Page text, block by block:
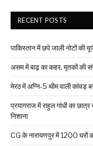
RECENT POSTS
पाकिस्तान में छपे जाली नोटों की
असम में बाढ़ का कहर, मृतकों की
मेरठ में अग्नि-5 थीम वाली कांवड़
प्रयागराज में राहुल गांधी का
निशाना
CG के नारायणपुर में 1200 घरों